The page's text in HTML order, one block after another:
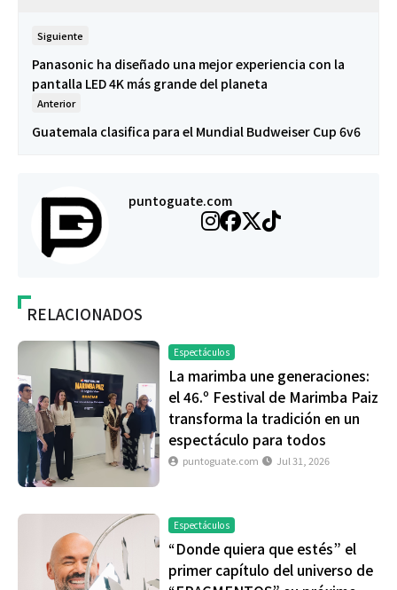
Siguiente
Panasonic ha diseñado una mejor experiencia con la
pantalla LED 4K más grande del planeta
Anterior
Guatemala clasifica para el Mundial Budweiser Cup 6v6
puntoguate.com
RELACIONADOS
Espectáculos
La marimba une generaciones:
el 46.º Festival de Marimba Paiz
transforma la tradición en un
espectáculo para todos
puntoguate.com Jul 31, 2026
Espectáculos
“Donde quiera que estés” el
primer capítulo del universo de